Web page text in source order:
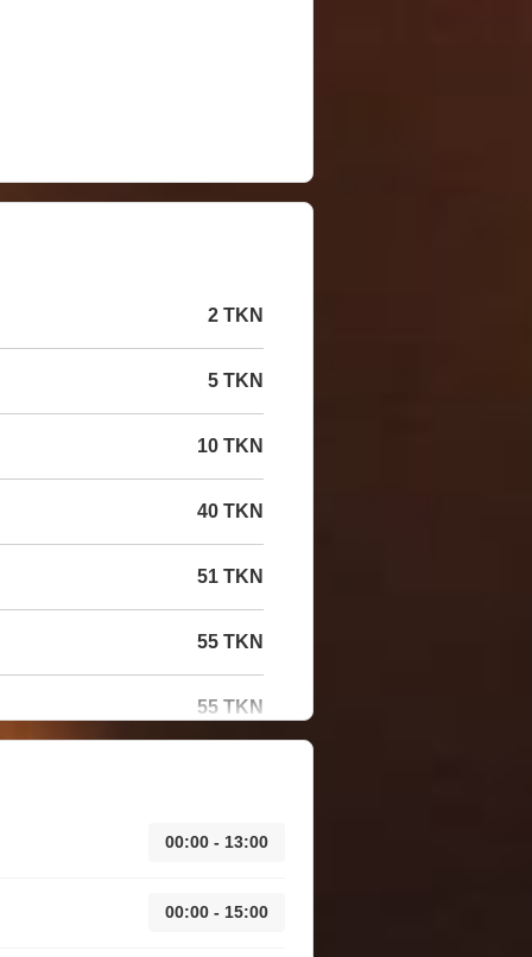
2 TKN
5 TKN
10 TKN
40 TKN
51 TKN
55 TKN
55 TKN
00:00 - 13:00
00:00 - 15:00